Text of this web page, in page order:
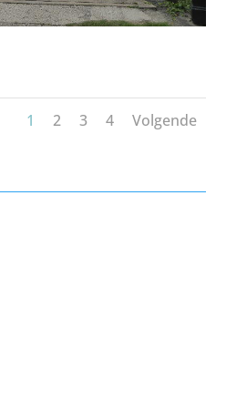
1 2 3 4 Volgende